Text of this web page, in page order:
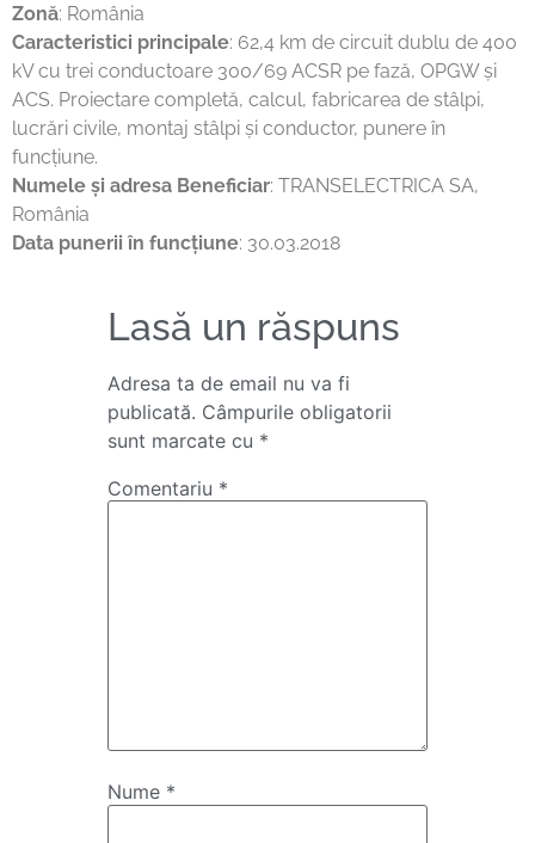
Zonă: România
Caracteristici principale: 62,4 km de circuit dublu de 400
kV cu trei conductoare 300/69 ACSR pe fază, OPGW și
ACS. Proiectare completă, calcul, fabricarea de stâlpi,
lucrări civile, montaj stâlpi și conductor, punere în
funcțiune.
Numele și adresa Beneficiar: TRANSELECTRICA SA,
România
Data punerii în funcțiune: 30.03.2018
Lasă un răspuns
Adresa ta de email nu va fi
publicată. Câmpurile obligatorii
sunt marcate cu *
Comentariu *
Nume *